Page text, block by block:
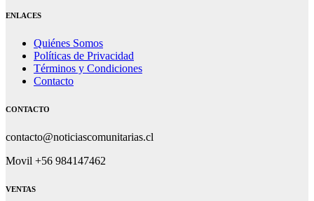
ENLACES
Quiénes Somos
Políticas de Privacidad
Términos y Condiciones
Contacto
CONTACTO
contacto@noticiascomunitarias.cl
Movil +56 984147462
VENTAS